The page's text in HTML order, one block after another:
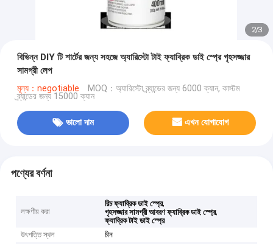
2/3
বিভিন্ন DIY টি শার্টের জন্য সহজে অ্যারিস্টো টাই ফ্যাব্রিক ডাই স্প্রে গৃহসজ্জার
সামগ্রী লেপ
মূল্য：negotiable MOQ：অ্যারিস্টো ব্র্যান্ডের জন্য 6000 ক্যান, কাস্টম
ব্র্যান্ডের জন্য 15000 ক্যান
ভালো দাম এখন যোগাযোগ
পণ্যের বর্ণনা
লক্ষণীয় করা
রিচ ফ্যাব্রিক ডাই স্প্রে,
গৃহসজ্জার সামগ্রী আবরণ ফ্যাব্রিক ডাই স্প্রে,
ফ্যাব্রিক টাই ডাই স্প্রে
উৎপত্তি স্থল
চীন